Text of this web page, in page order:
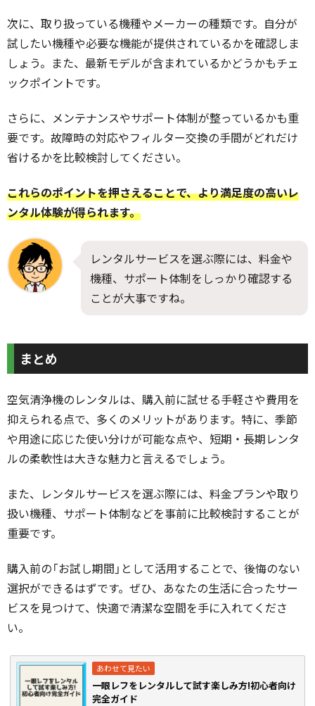
次に、取り扱っている機種やメーカーの種類です。自分が
試したい機種や必要な機能が提供されているかを確認しま
しょう。また、最新モデルが含まれているかどうかもチェ
ックポイントです。
さらに、メンテナンスやサポート体制が整っているかも重
要です。故障時の対応やフィルター交換の手間がどれだけ
省けるかを比較検討してください。
これらのポイントを押さえることで、より満足度の高いレ
ンタル体験が得られます。
レンタルサービスを選ぶ際には、料金や
機種、サポート体制をしっかり確認する
ことが大事ですね。
まとめ
空気清浄機のレンタルは、購入前に試せる手軽さや費用を
抑えられる点で、多くのメリットがあります。特に、季節
や用途に応じた使い分けが可能な点や、短期・長期レンタ
ルの柔軟性は大きな魅力と言えるでしょう。
また、レンタルサービスを選ぶ際には、料金プランや取り
扱い機種、サポート体制などを事前に比較検討することが
重要です。
購入前の「お試し期間」として活用することで、後悔のない
選択ができるはずです。ぜひ、あなたの生活に合ったサー
ビスを見つけて、快適で清潔な空間を手に入れてくださ
い。
一眼レフをレンタルして試す楽しみ方!初心者向け
完全ガイド